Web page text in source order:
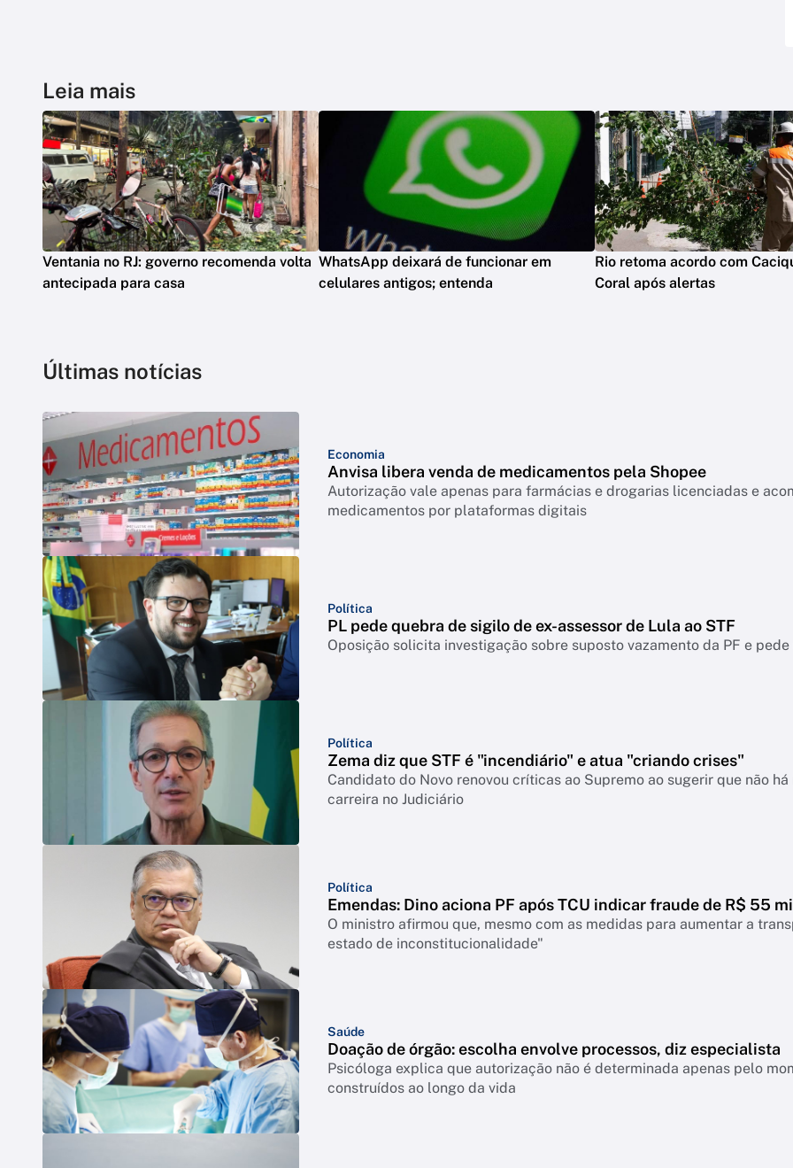
Leia mais
Ventania no RJ: governo recomenda volta
antecipada para casa
WhatsApp deixará de funcionar em
celulares antigos; entenda
Rio retoma acordo com
Coral após alertas
Últimas notícias
Economia
Anvisa libera venda de medicamentos pela Shopee
Autorização vale apenas para farmácias e drogarias licenciadas e
medicamentos por plataformas digitais
Política
PL pede quebra de sigilo de ex-assessor de Lula ao STF
Oposição solicita investigação sobre suposto vazamento da PF e
Política
Zema diz que STF é "incendiário" e atua "criando crises"
Candidato do Novo renovou críticas ao Supremo ao sugerir que não
carreira no Judiciário
Política
Emendas: Dino aciona PF após TCU indicar fraude de R$ 55 mi
O ministro afirmou que, mesmo com as medidas para aumentar a
estado de inconstitucionalidade"
Saúde
Doação de órgão: escolha envolve processos, diz especialista
Psicóloga explica que autorização não é determinada apenas pelo
construídos ao longo da vida